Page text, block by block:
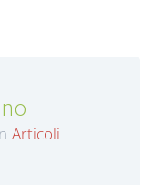
Articoli